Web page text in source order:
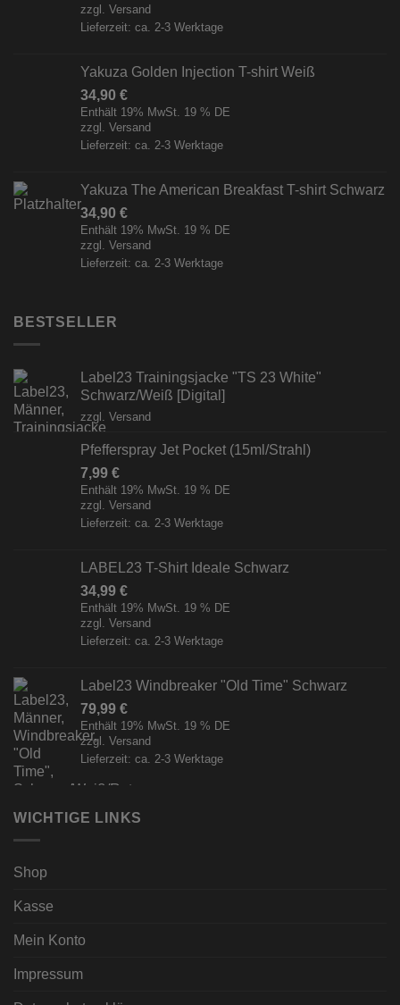
zzgl. Versand
Lieferzeit: ca. 2-3 Werktage
Yakuza Golden Injection T-shirt Weiß
34,90 €
Enthält 19% MwSt. 19 % DE
zzgl. Versand
Lieferzeit: ca. 2-3 Werktage
Yakuza The American Breakfast T-shirt Schwarz
34,90 €
Enthält 19% MwSt. 19 % DE
zzgl. Versand
Lieferzeit: ca. 2-3 Werktage
BESTSELLER
Label23 Trainingsjacke "TS 23 White"
Schwarz/Weiß [Digital]
zzgl. Versand
Pfefferspray Jet Pocket (15ml/Strahl)
7,99 €
Enthält 19% MwSt. 19 % DE
zzgl. Versand
Lieferzeit: ca. 2-3 Werktage
LABEL23 T-Shirt Ideale Schwarz
34,99 €
Enthält 19% MwSt. 19 % DE
zzgl. Versand
Lieferzeit: ca. 2-3 Werktage
Label23 Windbreaker "Old Time" Schwarz
79,99 €
Enthält 19% MwSt. 19 % DE
zzgl. Versand
Lieferzeit: ca. 2-3 Werktage
WICHTIGE LINKS
Shop
Kasse
Mein Konto
Impressum